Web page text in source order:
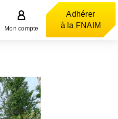
Mon compte
Adhérer
à la FNAIM